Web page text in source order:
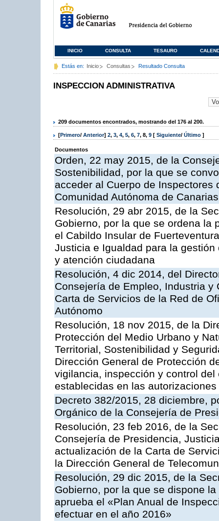
INICIO CONSULTA TESAURO
Estás en: Inicio Consultas Resultado Consulta
INSPECCION ADMINISTRATIVA
209 documentos encontrados, mostrando del 176 al 200.
[Primero/ Anterior] 2, 3, 4, 5, 6, 7, 8, 9 [ Siguiente/ Último ]
Documentos
Orden, 22 may 2015, de la
Sostenibilidad, por la que se
acceder al Cuerpo de
Comunidad Autónoma de Canarias
Resolución, 29 abr 2015, de la
Gobierno, por la que se ordena la
el Cabildo Insular de
Justicia e Igualdad para la
y atención ciudadana
Resolución, 4 dic 2014, del
Consejería de Empleo, Industria
Carta de Servicios de la Red de
Autónomo
Resolución, 18 nov 2015, de la
Protección del Medio Urbano y
Territorial, Sostenibilidad y
Dirección General de Protección
vigilancia, inspección y control
establecidas en las
Decreto 382/2015, 28 diciembre,
Orgánico de la Consejería de
Resolución, 23 feb 2016, de la
Consejería de Presidencia,
actualización de la Carta de
la Dirección General de
Resolución, 29 dic 2015, de la
Gobierno, por la que se dispone
aprueba el «Plan Anual de
efectuar en el año 2016»